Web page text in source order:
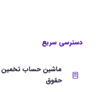
دسترسی سریع
ماشین حساب تخمین
حقوق